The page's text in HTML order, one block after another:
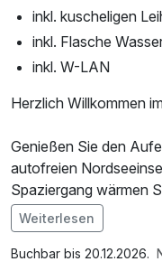
inkl. kuscheligen
inkl. Flasche
inkl. W-LAN
Herzlich Willkommen
Genießen Sie den
autofreien
Spaziergang wärmen
mit verschiedenen
genießen Ihre tägliche
unserer Lobby. Der
Im Angebot enthalten
1 Flasche
Weiterlesen
Buchbar bis 20.12.2026.